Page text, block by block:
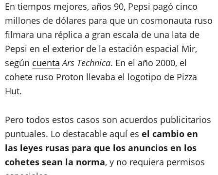
En tiempos mejores, años 90, Pepsi pagó cinco
millones de dólares para que un cosmonauta ruso
filmara una réplica a gran escala de una lata de
Pepsi en el exterior de la estación espacial Mir,
según cuenta Ars Technica. En el año 2000, el
cohete ruso Proton llevaba el logotipo de Pizza
Hut.
Pero todos estos casos son acuerdos publicitarios
puntuales. Lo destacable aquí es el cambio en
las leyes rusas para que los anuncios en los
cohetes sean la norma, y no requiera permisos